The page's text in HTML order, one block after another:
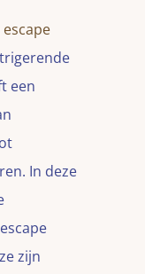
escape
een
In deze
zijn